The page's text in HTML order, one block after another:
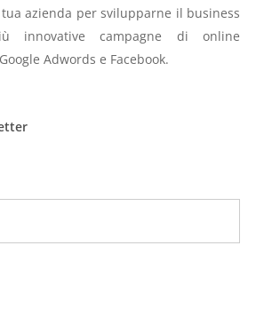
azienda per svilupparne il business
innovative campagne di online
Adwords e Facebook.